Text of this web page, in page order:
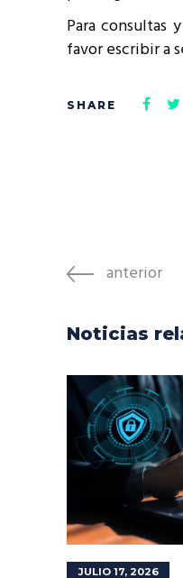
Para consultas
favor escribir a
anterior
Noticias
JULIO 17, 2026